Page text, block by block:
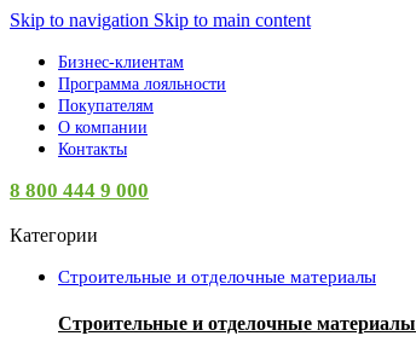
Skip to navigation Skip to main content
Бизнес-клиентам
Программа лояльности
Покупателям
О компании
Контакты
8 800 444 9 000
Категории
Строительные и отделочные материалы
Строительные и отделочные материалы